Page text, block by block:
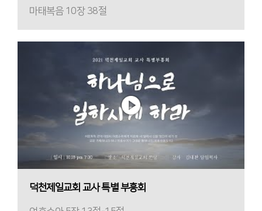
마태복음 10장 38절
덕천제일교회 교사 특별 부흥회